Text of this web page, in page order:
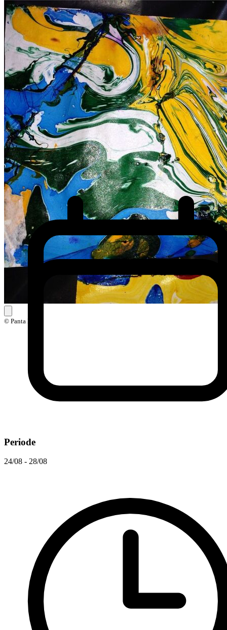
© Panta Rhei
Periode
24/08 - 28/08